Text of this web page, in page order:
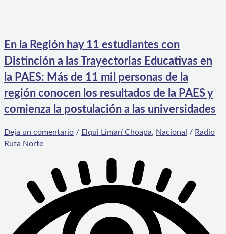
En la Región hay 11 estudiantes con
Distinción a las Trayectorias Educativas en
la PAES: Más de 11 mil personas de la
región conocen los resultados de la PAES y
comienza la postulación a las universidades
Deja un comentario / Elqui Limarí Choapa, Nacional / Radio
Ruta Norte